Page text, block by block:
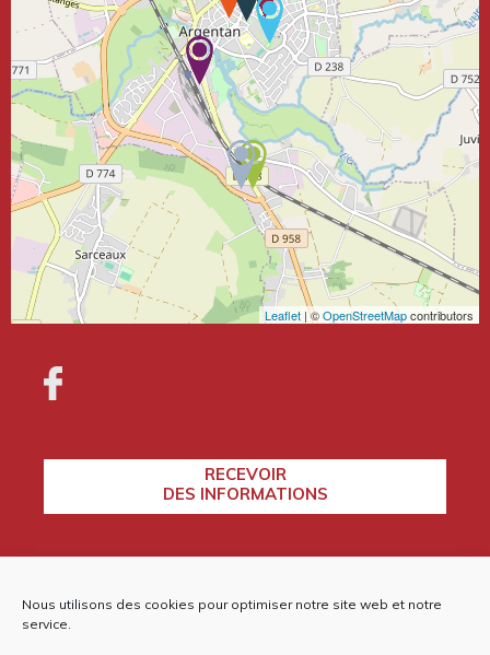
Nous utilisons des cookies pour optimiser notre site web et notre
service.
Leaflet | ©OpenStreetMapcontributors
RECEVOIR
DES INFORMATIONS
CONTACTEZ-NOUS